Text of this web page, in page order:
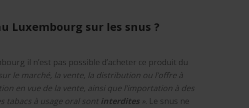
Luxembourg sur les snus ?
il n’est pas possible d’acheter ce produit du
le marché, la vente, la distribution ou l’offre à
en vue de la vente, ainsi que l’importation à des
tabacs à usage oral sont interdites». Le snus ne